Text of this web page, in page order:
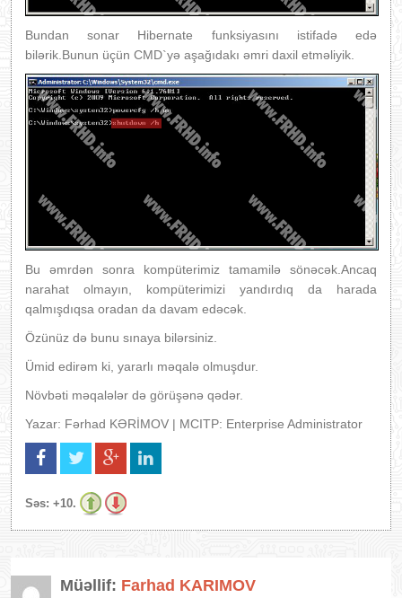
Bundan sonar Hibernate funksiyasını istifadə edə
bilərik.Bunun üçün CMD`yə aşağıdakı əmri daxil etməliyik.
Bu əmrdən sonra kompüterimiz tamamilə sönəcək.Ancaq
narahat olmayın, kompüterimizi yandırdıq da harada
qalmışdıqsa oradan da davam edəcək.
Özünüz də bunu sınaya bilərsiniz.
Ümid edirəm ki, yararlı məqalə olmuşdur.
Növbəti məqalələr də görüşənə qədər.
Yazar: Fərhad KƏRİMOV | MCITP: Enterprise Administrator
Səs: +10.
Müəllif: Farhad KARIMOV